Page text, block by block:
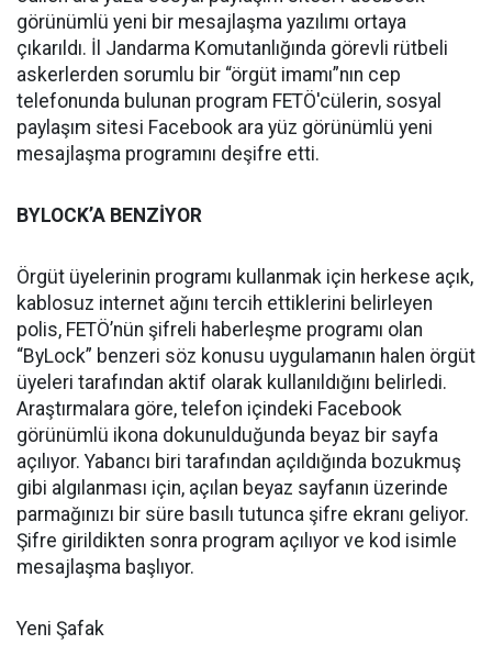
görünümlü yeni bir mesajlaşma yazılımı ortaya
çıkarıldı. İl Jandarma Komutanlığında görevli rütbeli
askerlerden sorumlu bir “örgüt imamı”nın cep
telefonunda bulunan program FETÖ'cülerin, sosyal
paylaşım sitesi Facebook ara yüz görünümlü yeni
mesajlaşma programını deşifre etti.
BYLOCK’A BENZİYOR
Örgüt üyelerinin programı kullanmak için herkese açık,
kablosuz internet ağını tercih ettiklerini belirleyen
polis, FETÖ’nün şifreli haberleşme programı olan
“ByLock” benzeri söz konusu uygulamanın halen örgüt
üyeleri tarafından aktif olarak kullanıldığını belirledi.
Araştırmalara göre, telefon içindeki Facebook
görünümlü ikona dokunulduğunda beyaz bir sayfa
açılıyor. Yabancı biri tarafından açıldığında bozukmuş
gibi algılanması için, açılan beyaz sayfanın üzerinde
parmağınızı bir süre basılı tutunca şifre ekranı geliyor.
Şifre girildikten sonra program açılıyor ve kod isimle
mesajlaşma başlıyor.
Yeni Şafak